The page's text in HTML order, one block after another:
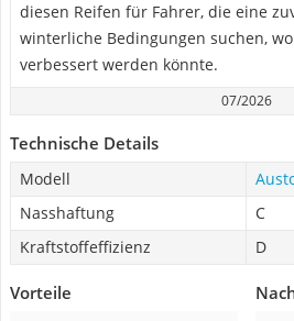
diesen Reifen für Fahrer, die eine
winterliche Bedingungen suchen,
verbessert werden könnte.
07/2026
Technische Details
Modell
Nasshaftung
C
Kraftstoffeffizienz
D
Vorteile